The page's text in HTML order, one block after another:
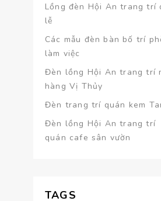
Lồng đèn Hội An trang trí
lễ
Các mẫu đèn bàn bố trí
làm việc
Đèn lồng Hội An trang trí
hàng Vị Thủy
Đèn trang trí quán kem
Đèn lồng Hội An trang trí
quán cafe sân vườn
TAGS